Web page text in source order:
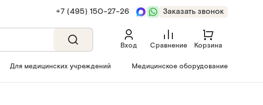
+7 (495) 150‑27‑26 Заказать звонок
Вход Сравнение Корзина
Для медицинских учреждений Медицинское оборудование